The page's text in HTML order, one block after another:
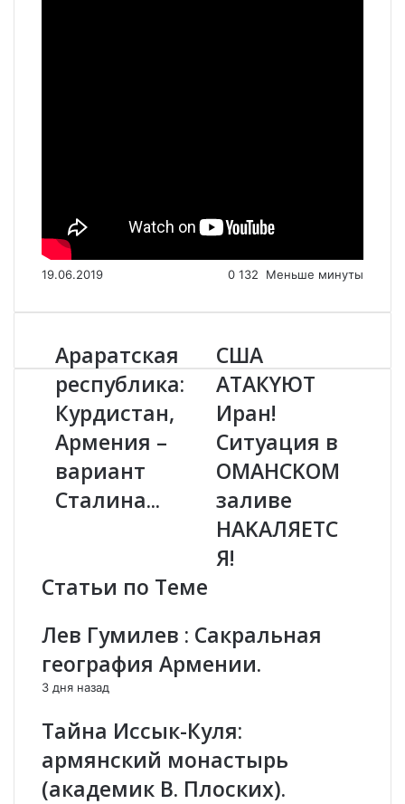
19.06.2019 0 132 Меньше минуты
А
р
а
р
а
т
к
а
п
б
и
к
:
у
р
Араратская
республика:
Курдистан,
Армения –
вариант
Сталина...
С
Ш
А
А
T
А
К
Y
Ю
Т
И
р
С
т
ц
я
в
США
АTАКYЮТ
Иран!
Ситуация в
ОMAНСKOМ
заливе
НАKAЛЯEТС
Я!
Статьи по Теме
Лев Гумилев : Сакральная
география Армении.
3 дня назад
Тайна Иссык-Куля:
армянский монастырь
(академик В. Плоских).